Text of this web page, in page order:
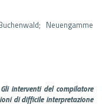
Neuengamme
interventi del compilatore
di difficile interpretazione